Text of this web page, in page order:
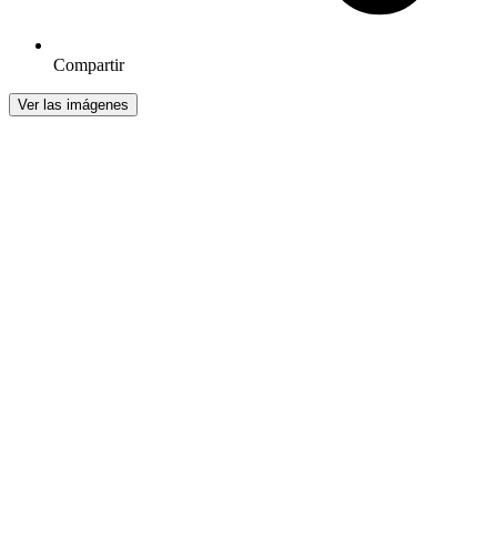
Compartir
Ver las imágenes